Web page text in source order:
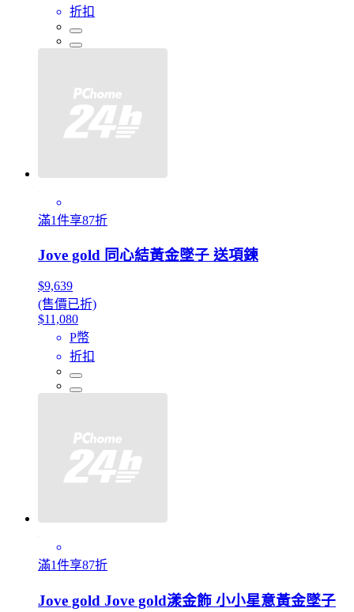
折扣
滿1件享87折
Jove gold 同心結黃金墜子 送項鍊
$9,639
(售價已折)
$11,080
P幣
折扣
滿1件享87折
Jove gold Jove gold漾金飾 小小星意黃金墜子